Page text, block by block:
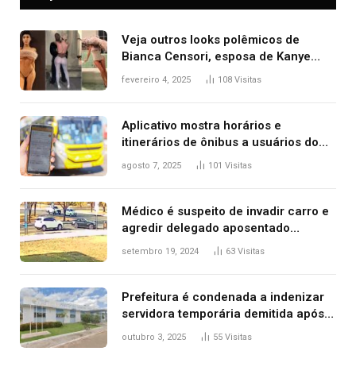
Veja outros looks polêmicos de
Bianca Censori, esposa de Kanye
West que apareceu nua no Grammy
fevereiro 4, 2025 108 Visitas
Aplicativo mostra horários e
itinerários de ônibus a usuários do
transporte público de Palmas; confira
agosto 7, 2025 101 Visitas
Médico é suspeito de invadir carro e
agredir delegado aposentado
durante confusão no trânsito
setembro 19, 2024 63 Visitas
Prefeitura é condenada a indenizar
servidora temporária demitida após
nascimento da filha
outubro 3, 2025 55 Visitas